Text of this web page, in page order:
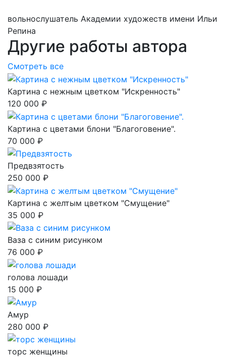
вольнослушатель Академии художеств имени Ильи
Репина
Другие работы автора
Смотреть все
Картина с нежным цветком "Искренность"
120 000 ₽
Картина с цветами блони "Благоговение".
70 000 ₽
Предвзятость
250 000 ₽
Картина с желтым цветком "Смущение"
35 000 ₽
Ваза с синим рисунком
76 000 ₽
голова лошади
15 000 ₽
Амур
280 000 ₽
торс женщины